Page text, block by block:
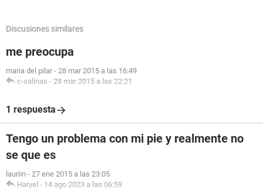
Discusiones similares
me preocupa
maria del pilar - 28 mar 2015 a las 16:49
c-salinas - 28 mar 2015 a las 22:21
1 respuesta
Tengo un problema con mi pie y realmente no
se que es
lauriin - 27 ene 2015 a las 23:05
Haryel - 14 ago 2023 a las 06:59